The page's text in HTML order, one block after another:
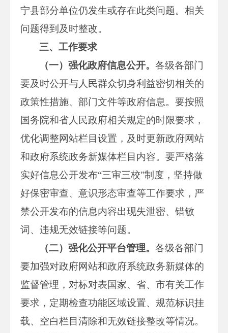
宁县部分单位仍发生或存在此类问题。相关
问题得到及时整改。
三、工作要求
（一）强化政府信息公开。各级各部门
要及时公开与人民群众切身利益密切相关的
政策性措施、部门文件等政府信息。要按照
国务院和省人民政府相关规定的时限要求，
优化调整网站栏目设置，及时更新政府网站
和政府系统政务新媒体栏目内容。要严格落
实好信息公开发布“三审三校”制度，坚持做
好保密审查、意识形态审查等工作要求，严
禁公开发布的信息内容出现失泄密、错敏
词、违规无效链接等问题。
（二）强化公开平台管理。各级各部门
要加强对政府网站和政府系统政务新媒体的
监督管理，对标对表国家、省、市有关工作
要求，定期检查功能区域设置、规范标识挂
载、空白栏目清除和无效链接整改等情况。